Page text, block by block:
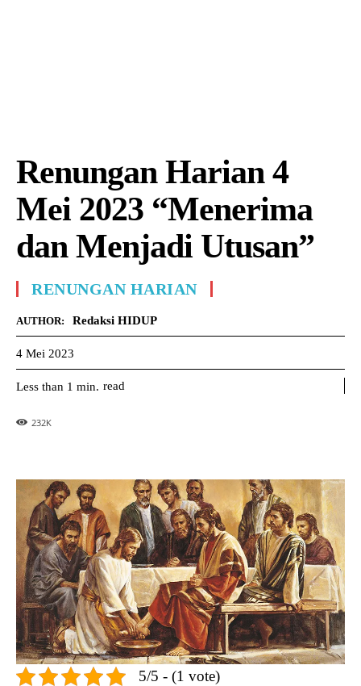
Renungan Harian 4
Mei 2023 “Menerima
dan Menjadi Utusan”
RENUNGAN HARIAN
AUTHOR: Redaksi HIDUP
4 Mei 2023
Less than 1 min. read
232K
5/5 - (1 vote)